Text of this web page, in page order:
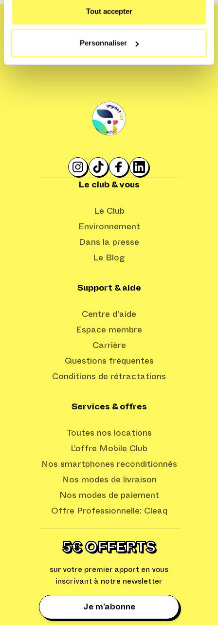
Tout accepter
Personnaliser
Le club & vous
Le Club
Environnement
Dans la presse
Le Blog
Support & aide
Centre d'aide
Espace membre
Carrière
Questions fréquentes
Conditions de rétractations
Services & offres
Toutes nos locations
L’offre Mobile Club
Nos smartphones reconditionnés
Nos modes de livraison
Nos modes de paiement
Offre Professionnelle: Cleaq
5€ OFFERTS
sur votre premier apport en vous
inscrivant à notre newsletter
Je m’abonne